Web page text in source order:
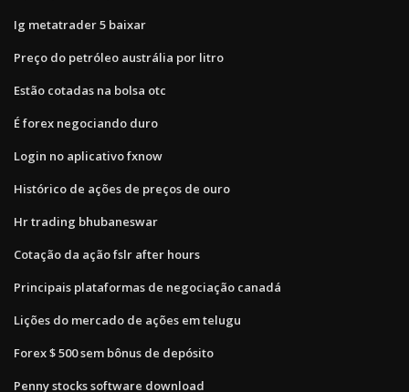
Ig metatrader 5 baixar
Preço do petróleo austrália por litro
Estão cotadas na bolsa otc
É forex negociando duro
Login no aplicativo fxnow
Histórico de ações de preços de ouro
Hr trading bhubaneswar
Cotação da ação fslr after hours
Principais plataformas de negociação canadá
Lições do mercado de ações em telugu
Forex $ 500 sem bônus de depósito
Penny stocks software download